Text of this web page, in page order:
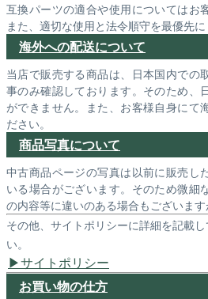
互換パーツの適合や使用についてはお
また、適切な使用と法令順守を最優先に
海外への配送について
当店で販売する商品は、日本国内での
事のみ確認しております。そのため、
ができません。また、お客様自身にて
ださい。
商品写真について
中古商品ページの写真は以前に販売し
いる場合がございます。そのため微細
の内容等に違いのある場合もございます
その他、サイトポリシーに詳細を記載
い。
サイトポリシー
お買い物の仕方